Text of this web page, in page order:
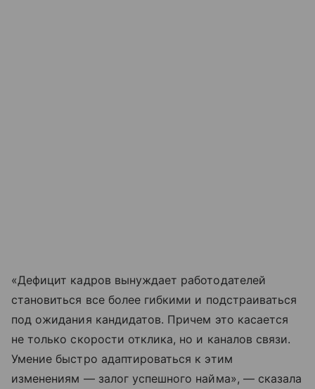
«Дефицит кадров вынуждает работодателей
становиться все более гибкими и подстраиваться
под ожидания кандидатов. Причем это касается
не только скорости отклика, но и каналов связи.
Умение быстро адаптироваться к этим
изменениям — залог успешного найма», — сказала